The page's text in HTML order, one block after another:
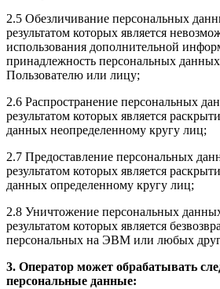
2.5 Обезличивание персональных
результатом которых является
использования дополнительной
принадлежность персональных
Пользователю или лицу;
2.6 Распространение персональных
результатом которых является
данных неопределенному кругу лиц;
2.7 Предоставление персональных
результатом которых является
данных определенному кругу лиц;
2.8 Уничтожение персональных
результатом которых является
персональных на ЭВМ или любых
3. Оператор может обрабатывать
персональные данные: